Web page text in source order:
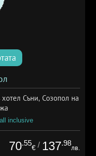
Съни, Созопол на
inclusive
70.55
€ / 137.98
лв.